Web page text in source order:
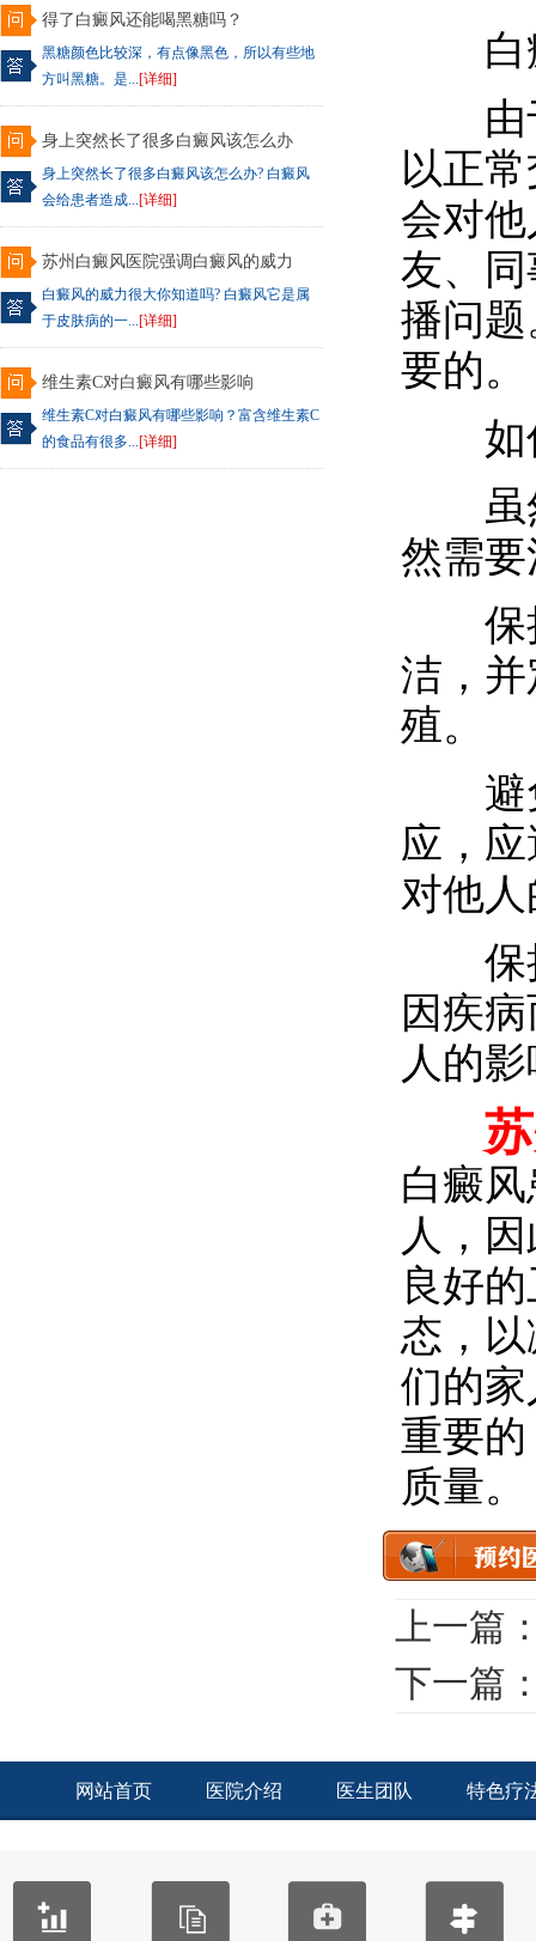
得了白癜风还能喝黑糖吗？
黑糖颜色比较深，有点像黑色，所以有些地
方叫黑糖。是...[详细]
身上突然长了很多白癜风该怎么办
身上突然长了很多白癜风该怎么办? 白癜风
会给患者造成...[详细]
苏州白癜风医院强调白癜风的威力
白癜风的威力很大你知道吗? 白癜风它是属
于皮肤病的一...[详细]
维生素C对白癜风有哪些影响
维生素C对白癜风有哪些影响？富含维生素C
的食品有很多...[详细]
白癜
由于
以正
会对
友、
播问
要的。
如何
虽然
然需
保持
洁，
殖。
避免
应，
对他
保持
因疾
人的
白癜
人，
良好
态，
们的
重要
质量。
上一篇
下一篇
网站首页 医院介绍 医生团队 特色疗